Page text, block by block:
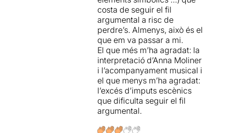
costa de seguir el fil
argumental a risc de
perdre’s. Almenys, això és el
que em va passar a mi.
El que més m’ha agradat: la
interpretació d’Anna Moliner
i l’acompanyament musical i
el que menys m’ha agradat:
l’excés d’imputs escènics
que dificulta seguir el fil
argumental.